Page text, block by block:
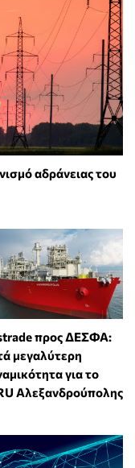
αδράνειας του
προς ΔΕΣΦΑ:
μεγαλύτερη
για το
Αλεξανδρούπολης